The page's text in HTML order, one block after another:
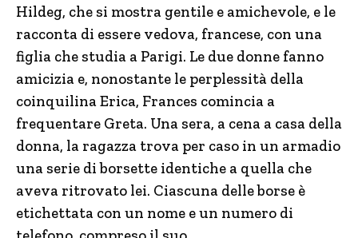
Hildeg, che si mostra gentile e amichevole, e le
racconta di essere vedova, francese, con una
figlia che studia a Parigi. Le due donne fanno
amicizia e, nonostante le perplessità della
coinquilina Erica, Frances comincia a
frequentare Greta. Una sera, a cena a casa della
donna, la ragazza trova per caso in un armadio
una serie di borsette identiche a quella che
aveva ritrovato lei. Ciascuna delle borse è
etichettata con un nome e un numero di